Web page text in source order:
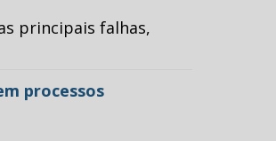
principais falhas,
processos